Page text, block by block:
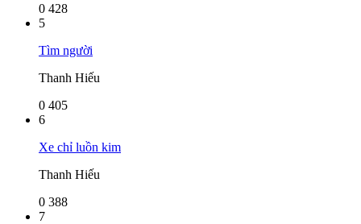
0 428
5
Tìm người
Thanh Hiếu
0 405
6
Xe chỉ luồn kim
Thanh Hiếu
0 388
7